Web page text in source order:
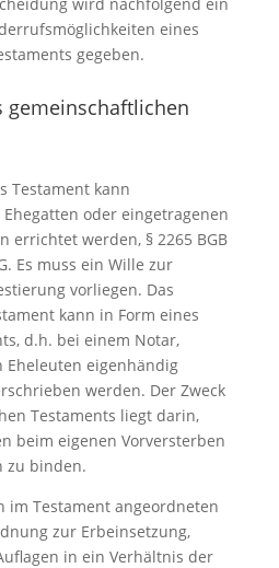
eines
gegeben.
gemeinschaftlichen
Testament kann
oder eingetragenen
errichtet werden, § 2265 BGB
Es muss ein Wille zur
vorliegen. Das
kann in Form eines
d.h. bei einem Notar,
eigenhändig
werden. Der Zweck
Testaments liegt darin,
beim eigenen Vorversterben
zu binden.
im Testament angeordneten
zur Erbeinsetzung,
in ein Verhältnis der